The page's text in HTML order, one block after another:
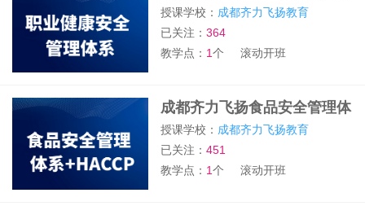
体系培训班
授课学校： 成都齐力飞扬教育
已关注：364
教学点： 1个 滚动开班
成都齐力飞扬食品安全管理体
系+HACCP培训班
授课学校： 成都齐力飞扬教育
已关注：451
教学点： 1个 滚动开班